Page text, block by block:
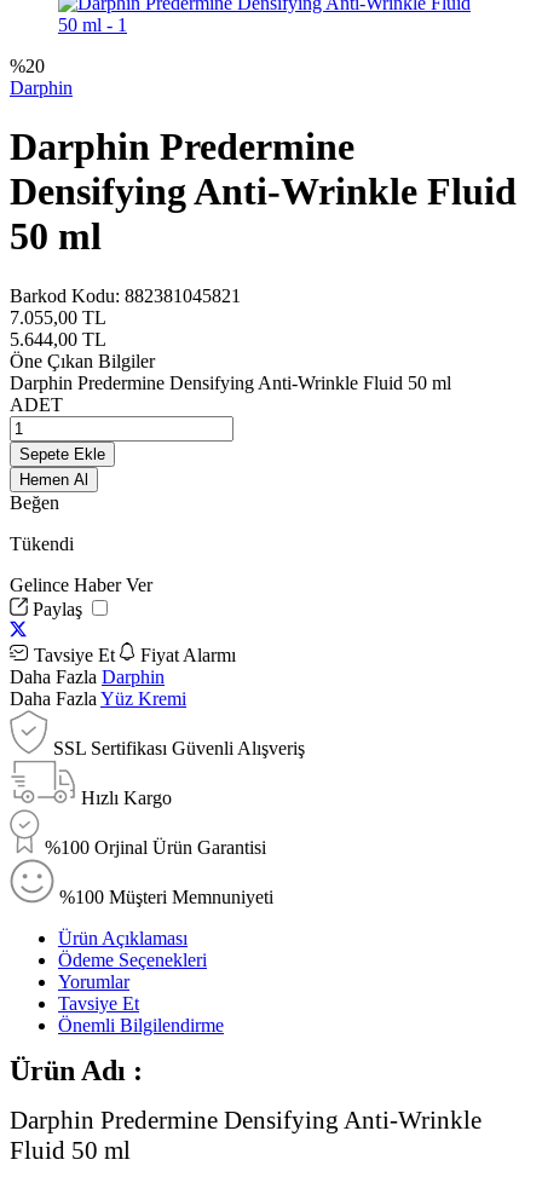
%20
Darphin
Darphin Predermine
Densifying Anti-Wrinkle Fluid
50 ml
Barkod Kodu: 882381045821
7.055,00 TL
5.644,00 TL
Öne Çıkan Bilgiler
Darphin Predermine Densifying Anti-Wrinkle Fluid 50 ml
ADET
Sepete Ekle
Hemen Al
Beğen
Tükendi
Gelince Haber Ver
Paylaş
Tavsiye Et
Fiyat Alarmı
Daha Fazla Darphin
Daha Fazla Yüz Kremi
SSL Sertifikası Güvenli Alışveriş
Hızlı Kargo
%100 Orjinal Ürün Garantisi
%100 Müşteri Memnuniyeti
Ürün Açıklaması
Ödeme Seçenekleri
Yorumlar
Tavsiye Et
Önemli Bilgilendirme
Ürün Adı :
Darphin Predermine Densifying Anti-Wrinkle
Fluid 50 ml